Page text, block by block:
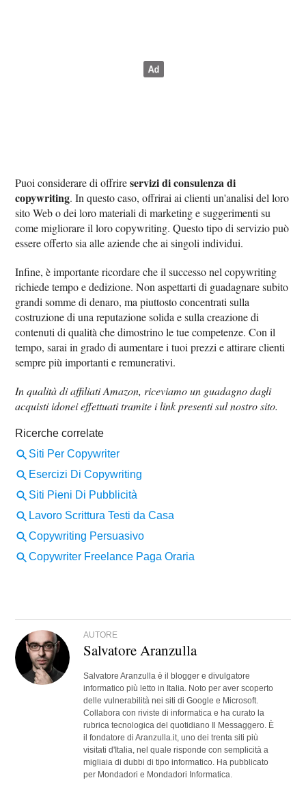
Puoi considerare di offrireservizi di consulenza di
copywriting. In questo caso, offrirai ai clienti un'analisi del loro
sito Web o dei loro materiali di marketing e suggerimenti su
come migliorare il loro copywriting. Questo tipo di servizio può
essere offerto sia alle aziende che ai singoli individui.
Infine, è importante ricordare che il successo nel copywriting
richiede tempo e dedizione. Non aspettarti di guadagnare subito
grandi somme di denaro, ma piuttosto concentrati sulla
costruzione di una reputazione solida e sulla creazione di
contenuti di qualità che dimostrino le tue competenze. Con il
tempo, sarai in grado di aumentare i tuoi prezzi e attirare clienti
sempre più importanti e remunerativi.
In qualità di affiliati Amazon, riceviamo un guadagno dagli
acquisti idonei effettuati tramite i link presenti sul nostro sito.
AUTORE
Salvatore Aranzulla
Salvatore Aranzulla è il blogger e divulgatore
informatico più letto in Italia. Noto per aver scoperto
delle vulnerabilità nei siti di Google e Microsoft.
Collabora con riviste di informatica e ha curato la
rubrica tecnologica del quotidiano Il Messaggero. È
il fondatore di Aranzulla.it, uno dei trenta siti più
visitati d'Italia, nel quale risponde con semplicità a
migliaia di dubbi di tipo informatico. Ha pubblicato
per Mondadori e Mondadori Informatica.